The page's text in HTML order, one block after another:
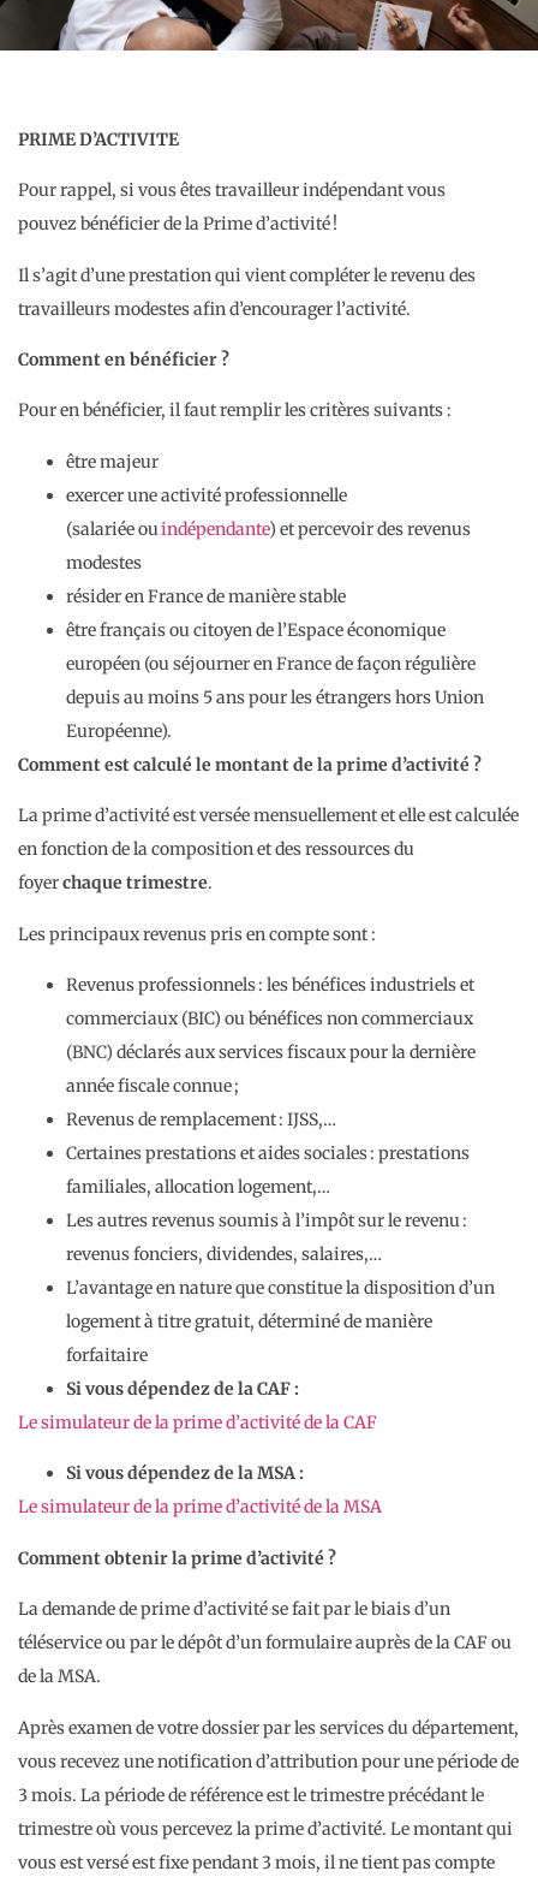
PRIME D’ACTIVITE
Pour rappel, si vous êtes travailleur indépendant vous
pouvez bénéficier de la Prime d’activité !
Il s’agit d’une prestation qui vient compléter le revenu des
travailleurs modestes afin d’encourager l’activité.
Comment en bénéficier ?
Pour en bénéficier, il faut remplir les critères suivants :
être majeur
exercer une activité professionnelle
(salariée ouindépendante) et percevoir des revenus
modestes
résider en France de manière stable
être français ou citoyen de l’Espace économique
européen (ou séjourner en France de façon régulière
depuis au moins 5 ans pour les étrangers hors Union
Européenne).
Comment est calculé le montant de la prime d’activité ?
La prime d’activité est versée mensuellement et elle est calculée
en fonction de la composition et des ressources du
foyerchaque trimestre.
Les principaux revenus pris en compte sont :
Revenus professionnels : les bénéfices industriels et
commerciaux (BIC) ou bénéfices non commerciaux
(BNC) déclarés aux services fiscaux pour la dernière
année fiscale connue ;
Revenus de remplacement : IJSS,…
Certaines prestations et aides sociales : prestations
familiales, allocation logement,…
Les autres revenus soumis à l’impôt sur le revenu :
revenus fonciers, dividendes, salaires,…
L’avantage en nature que constitue la disposition d’un
logement à titre gratuit, déterminé de manière
forfaitaire
Si vous dépendez de la CAF :
Le simulateur de la prime d’activité de la CAF
Si vous dépendez de la MSA :
Le simulateur de la prime d’activité de la MSA
Comment obtenir la prime d’activité ?
La demande de prime d’activité se fait par le biais d’un
téléservice ou par le dépôt d’un formulaire auprès de la CAF ou
de la MSA.
Après examen de votre dossier par les services du département,
vous recevez une notification d’attribution pour une période de
3 mois. La période de référence est le trimestre précédant le
trimestre où vous percevez la prime d’activité. Le montant qui
vous est versé est fixe pendant 3 mois, il ne tient pas compte